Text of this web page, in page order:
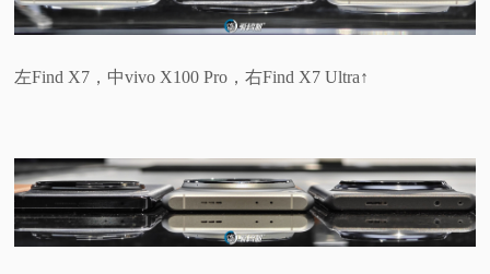
左Find X7，中vivo X100 Pro，右Find X7 Ultra↑